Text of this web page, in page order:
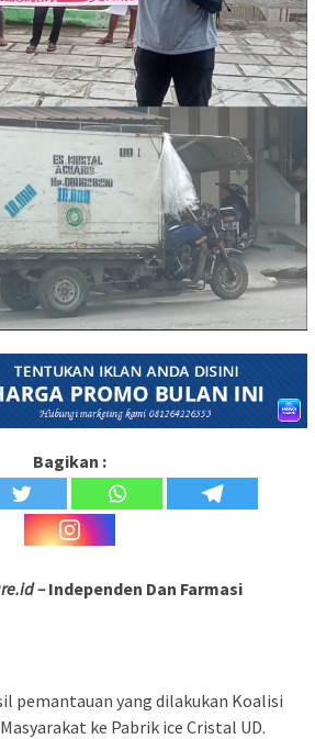
Bagikan :
–Independen Dan Farmasi
pemantauan yang dilakukan Koalisi
ke Pabrik ice Cristal UD.